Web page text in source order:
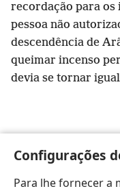
Configurações
Para lhe fornecer a
recordação para os
pessoa não
descendência de
queimar incenso
devia se tornar